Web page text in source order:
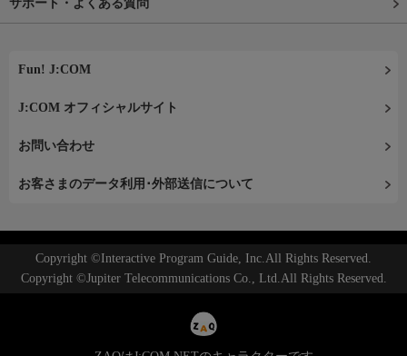
サポート・よくある質問
Fun! J:COM
J:COM オフィシャルサイト
お問い合わせ
お客さまのデータ利用･外部送信について
Copyright ©Interactive Program Guide, Inc.All Rights Reserved.
Copyright ©Jupiter Telecommunications Co., Ltd.All Rights Reserved.